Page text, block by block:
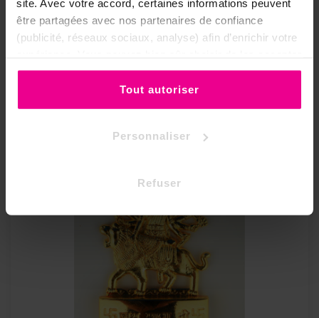
site. Avec votre accord, certaines informations peuvent
être partagées avec nos partenaires de confiance
(publicité, réseaux sociaux, analyse) afin d’enrichir votre
ou de les refuser.
Tout autoriser
Personnaliser
Refuser
Statue Indienne Lakshmi - 13,5 Cm - Cuivre